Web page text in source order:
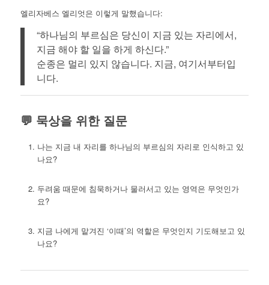
엘리자베스 엘리엇은 이렇게 말했습니다:
“하나님의 부르심은 당신이 지금 있는 자리에서,
지금 해야 할 일을 하게 하신다.”
순종은 멀리 있지 않습니다. 지금, 여기서부터입
니다.
💬 묵상을 위한 질문
나는 지금 내 자리를 하나님의 부르심의 자리로 인식하고 있
나요?
두려움 때문에 침묵하거나 물러서고 있는 영역은 무엇인가
요?
지금 나에게 맡겨진 ‘이때’의 역할은 무엇인지 기도해보고 있
나요?